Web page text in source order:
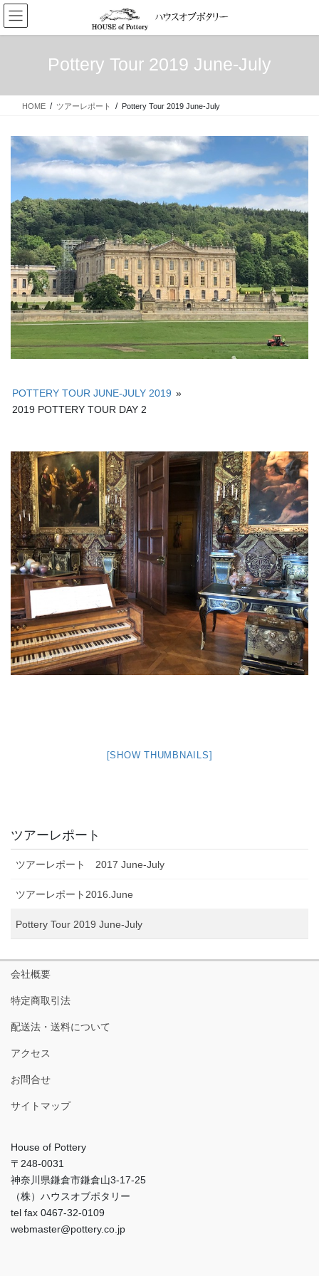
コ
ン
テ
ス
ナ
ビ
ゲ
ン
Pottery Tour 2019 June-July
HOME ツアーレポート Pottery Tour 2019 June-July
POTTERY TOUR JUNE-JULY 2019 »
2019 POTTERY TOUR DAY 2
[SHOW THUMBNAILS]
ツアーレポート
ツアーレポート 2017 June-July
ツアーレポート2016.June
Pottery Tour 2019 June-July
会社概要
特定商取引法
配送法・送料について
アクセス
お問合せ
サイトマップ
House of Pottery
〒248-0031
神奈川県鎌倉市鎌倉山3-17-25
（株）ハウスオブポタリー
tel fax 0467-32-0109
webmaster@pottery.co.jp